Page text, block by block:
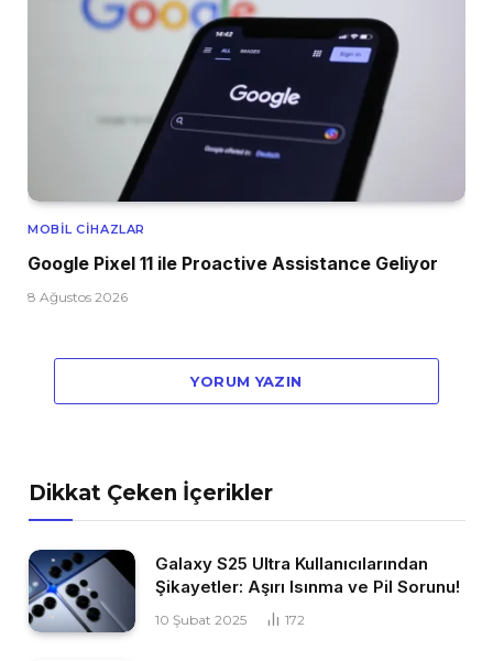
MOBIL CIHAZLAR
Google Pixel 11 ile Proactive Assistance Geliyor
8 Ağustos 2026
YORUM YAZIN
Dikkat Çeken İçerikler
Galaxy S25 Ultra Kullanıcılarından
Şikayetler: Aşırı Isınma ve Pil Sorunu!
10 Şubat 2025 172